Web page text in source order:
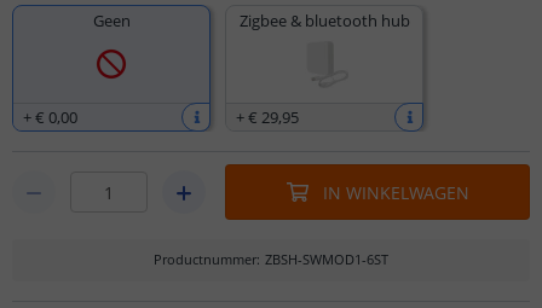
Geen
+€ 0,00
Zigbee & bluetooth hub
+€ 29,95
IN WINKELWAGEN
Productnummer: ZBSH-SWMOD1-6ST